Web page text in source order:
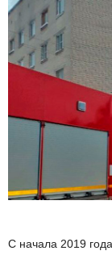
С начала 2019